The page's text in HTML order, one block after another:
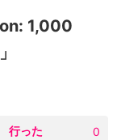
1,000
行った 0